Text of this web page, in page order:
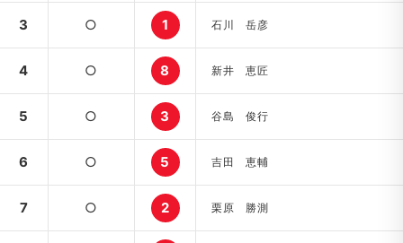
3 ○ 1 石川 岳彦
4 ○ 8 新井 恵匠
5 ○ 3 谷島 俊行
6 ○ 5 吉田 恵輔
7 ○ 2 栗原 勝測